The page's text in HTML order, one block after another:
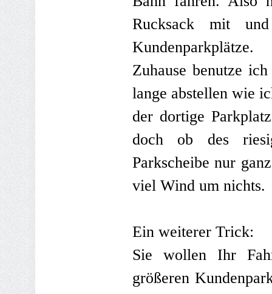
Rucksack mit
Kundenparkplätze.
Zuhause benutze
lange abstellen wie
der dortige
doch ob des
Parkscheibe nur
viel Wind um nichts.
Ein weiterer Trick:
Sie wollen Ihr
größeren